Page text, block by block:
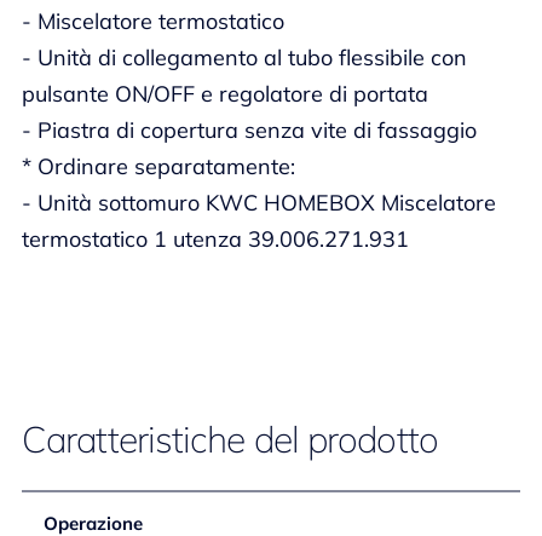
- Miscelatore termostatico
- Unità di collegamento al tubo flessibile con
pulsante ON/OFF e regolatore di portata
- Piastra di copertura senza vite di fassaggio
* Ordinare separatamente:
- Unità sottomuro KWC HOMEBOX Miscelatore
termostatico 1 utenza 39.006.271.931
Caratteristiche del prodotto
Operazione